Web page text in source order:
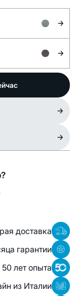
доставка
гарантии
50 лет опыта
из Италии